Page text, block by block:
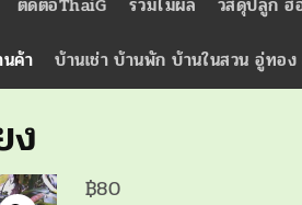
นค้า บ้านเช่า บ้านพัก บ้านในสวน อู่ทอ
ง
฿80